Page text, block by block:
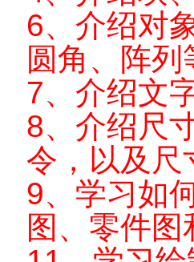
6、介绍对
圆角、阵列
7、介绍文
8、介绍尺
令，以及尺
9、学习如
图、零件